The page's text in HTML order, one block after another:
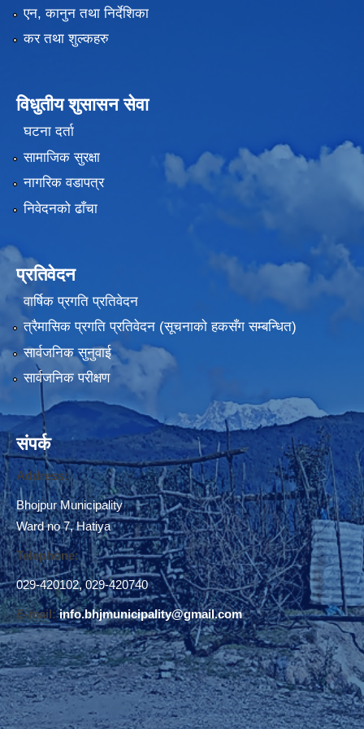
एन, कानुन तथा निर्देशिका
कर तथा शुल्कहरु
विधुतीय शुसासन सेवा
घटना दर्ता
सामाजिक सुरक्षा
नागरिक वडापत्र
निवेदनको ढाँचा
प्रतिवेदन
वार्षिक प्रगति प्रतिवेदन
त्रैमासिक प्रगति प्रतिवेदन (सूचनाकाे हकसँग सम्बन्धित)
सार्वजनिक सुनुवाई
सार्वजनिक परीक्षण
संपर्क
Address:
Bhojpur Municipality
Ward no 7, Hatiya
Telephone:
029-420102,029-420740
E-mail:info.bhjmunicipality@gmail.com